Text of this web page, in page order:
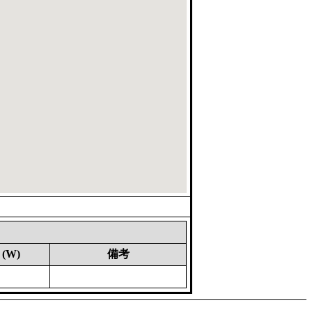
備考